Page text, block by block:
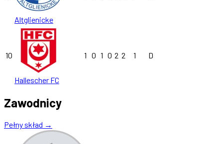
Altglienicke
10
Hallescher FC
1 0 1 0 2 2 1 D
Zawodnicy
Pełny skład →